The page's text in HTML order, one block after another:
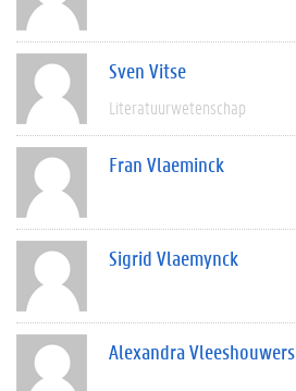
Sven Vitse
Literatuurwetenschap
Fran Vlaeminck
Sigrid Vlaemynck
Alexandra Vleeshouwers